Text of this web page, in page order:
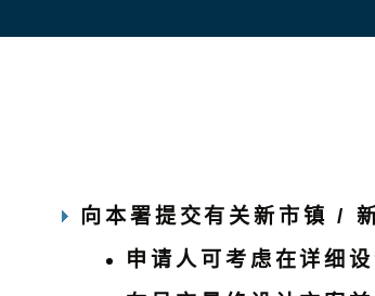
向本署提交有关新市镇 /
申请人可考虑在详细